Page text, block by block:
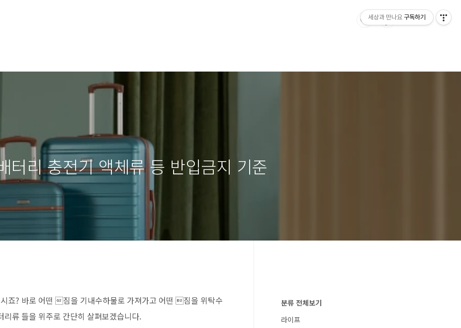
터리 충전기 액체류 등 반입금지 기준
죠? 바로 어떤 짐을 기내수하물로 가져가고 어떤 짐을 위탁수
류 들을 위주로 간단히 살펴보겠습니다.
분류 전체보기
라이프
세상과 만나요 구독하기